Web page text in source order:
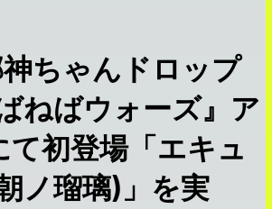
ちゃんドロップ
ねばウォーズ』ア
初登場「エキュ
ノ瑠璃)」を実